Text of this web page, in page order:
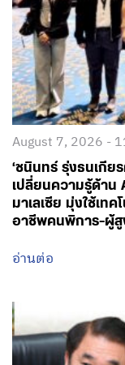
August 7, 2026 -
‘ชนินทร์ รุ่งธนเกีย
เปลี่ยนความรู้ด้าน
มาเลเซีย มุ่งใช้เท
อาชีพคนพิการ-ผู้สู
อ่านต่อ